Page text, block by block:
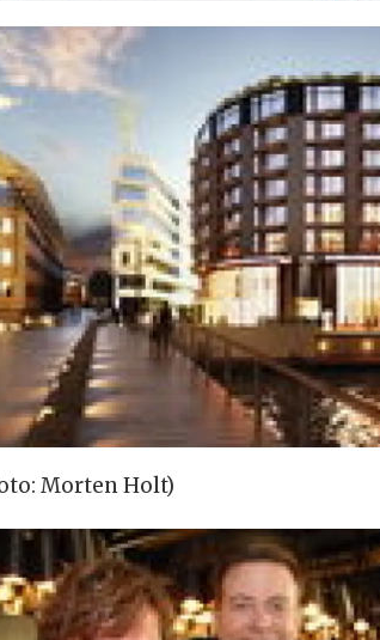
Morten Holt)